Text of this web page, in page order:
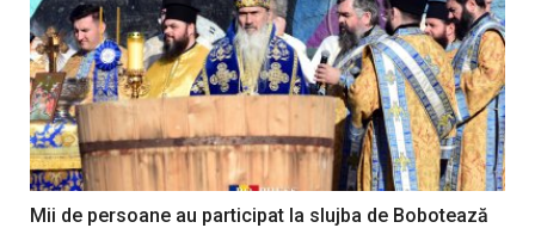
Mii de persoane au participat la slujba de Bobotează